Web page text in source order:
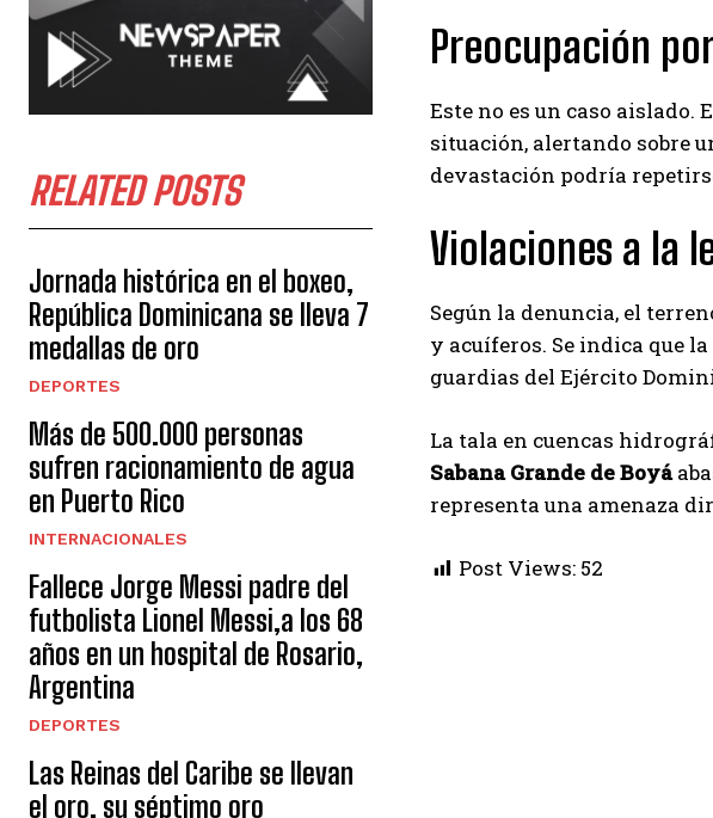
RELATED POSTS
Jornada histórica en el boxeo,
República Dominicana se lleva 7
medallas de oro
DEPORTES
Más de 500.000 personas
sufren racionamiento de agua
en Puerto Rico
INTERNACIONALES
Fallece Jorge Messi padre del
futbolista Lionel Messi,a los 68
años en un hospital de Rosario,
Argentina
DEPORTES
Las Reinas del Caribe se llevan
el oro, su séptimo oro
Preocupación
Este no es un caso
situación, alertando sobre
devastación podría
Violaciones a la
Según la denuncia, el
y acuíferos. Se indica que
guardias del Ejército
La tala en cuencas
Sabana Grande de Boyá
representa una amenaza
Post Views: 52